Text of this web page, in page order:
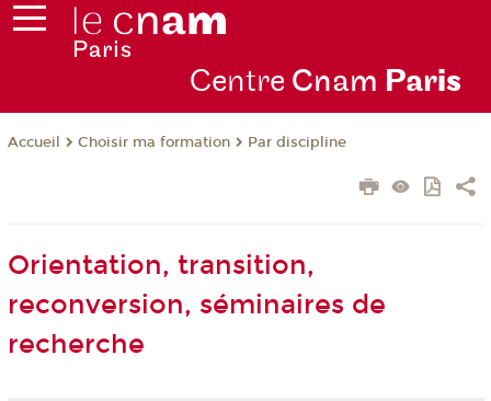
Centre Cnam Paris
Accueil Choisir ma formation Par discipline
Orientation, transition,
reconversion, séminaires de
recherche